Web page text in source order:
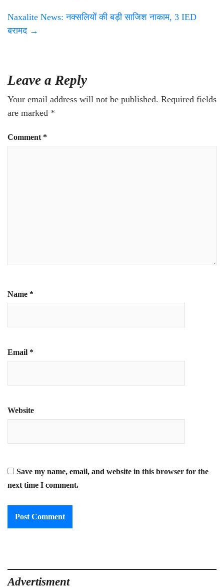
Naxalite News: नक्सलियों की बड़ी साजिश नाकाम, 3 IED
बरामद →
Leave a Reply
Your email address will not be published. Required fields
are marked *
Comment *
Name *
Email *
Website
Save my name, email, and website in this browser for the
next time I comment.
Advertisment